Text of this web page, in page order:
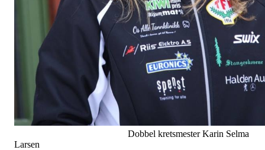
Dobbel kretsmester Karin Selma
Larsen